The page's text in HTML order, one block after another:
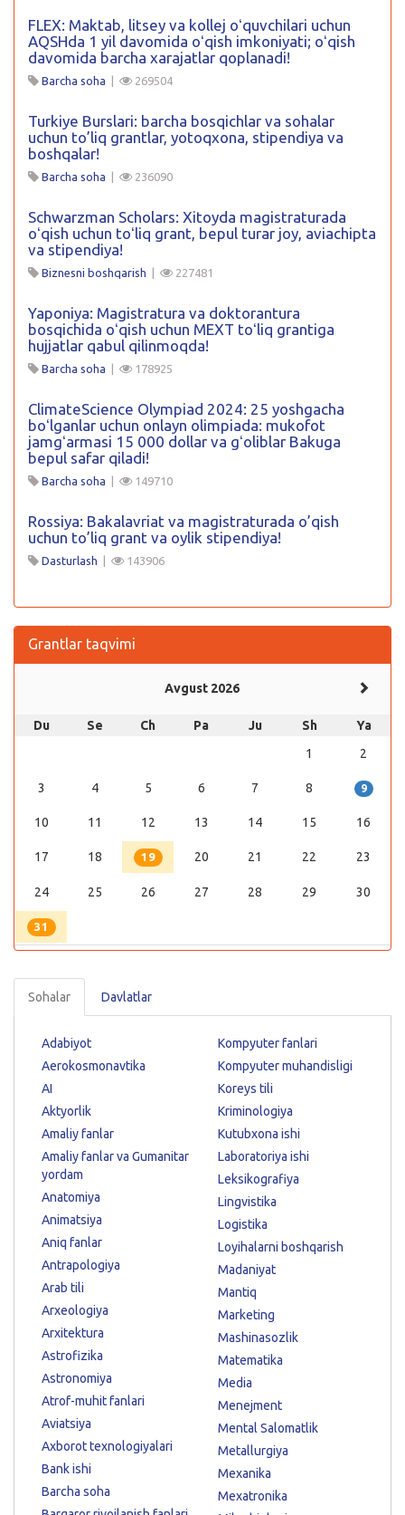
FLEX: Maktab, litsey va kollej oʻquvchilari uchun
AQSHda 1 yil davomida oʻqish imkoniyati; oʻqish
davomida barcha xarajatlar qoplanadi!
Barcha soha 269504
Turkiye Burslari: barcha bosqichlar va sohalar
uchun to’liq grantlar, yotoqxona, stipendiya va
boshqalar!
Barcha soha 236090
Schwarzman Scholars: Xitoyda magistraturada
oʻqish uchun toʻliq grant, bepul turar joy, aviachipta
va stipendiya!
Biznesni boshqarish 227481
Yaponiya: Magistratura va doktorantura
bosqichida oʻqish uchun MEXT toʻliq grantiga
hujjatlar qabul qilinmoqda!
Barcha soha 178925
ClimateScience Olympiad 2024: 25 yoshgacha
boʻlganlar uchun onlayn olimpiada: mukofot
jamgʻarmasi 15 000 dollar va gʻoliblar Bakuga
bepul safar qiladi!
Barcha soha 149710
Rossiya: Bakalavriat va magistraturada o’qish
uchun to’liq grant va oylik stipendiya!
Dasturlash 143906
Grantlar taqvimi
Avgust 2026
Du Se Ch Pa Ju Sh
Ya
1
2
3 4 5 6 7 8 9
10 11 12 13 14 15 16
17 18 19 20 21 22 23
24 25 26 27 28 29 30
31
Sohalar Davlatlar
Adabiyot
Aerokosmonavtika
AI
Aktyorlik
Amaliy fanlar
Amaliy fanlar va Gumanitar
yordam
Anatomiya
Animatsiya
Aniq fanlar
Antrapologiya
Arab tili
Arxeologiya
Arxitektura
Astrofizika
Astronomiya
Atrof-muhit fanlari
Aviatsiya
Axborot texnologiyalari
Bank ishi
Barcha soha
Kompyuter fanlari
Kompyuter muhandisligi
Koreys tili
Kriminologiya
Kutubxona ishi
Laboratoriya ishi
Leksikografiya
Lingvistika
Logistika
Loyihalarni boshqarish
Madaniyat
Mantiq
Marketing
Mashinasozlik
Matematika
Media
Menejment
Mental Salomatlik
Metallurgiya
Mexanika
Mexatronika